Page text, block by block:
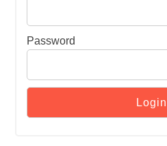
Password